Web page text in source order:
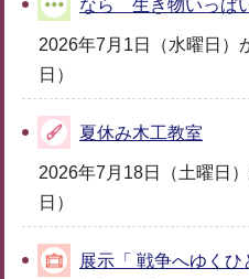
なら 生き物いっぱ
2026年7月1日（水曜日）
日）
夏休み木工教室
2026年7月18日（土曜日
日）
展示「 戦争へゆく